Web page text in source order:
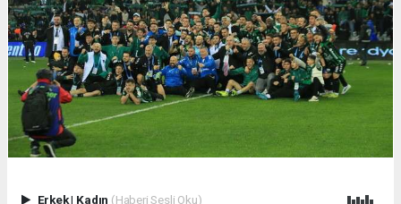
Erkek| Kadın (Haberi Sesli Oku)